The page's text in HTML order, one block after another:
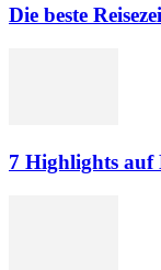
Die beste
7 Highlights auf